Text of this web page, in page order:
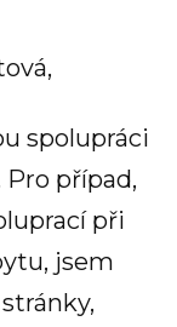
spolupráci
případ,
při
jsem